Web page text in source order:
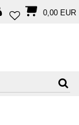
0,00 EUR